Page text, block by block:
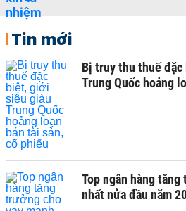
Tin mới
Bị truy thu thuế
Trung Quốc hoảng
Top ngân hàng tăng
nhất nửa đầu năm